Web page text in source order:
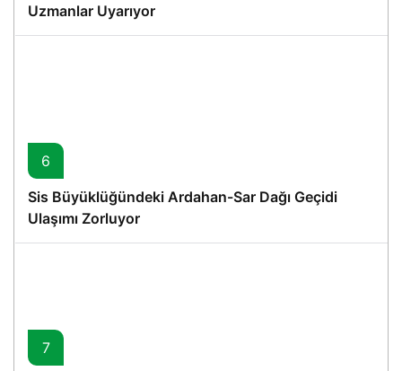
Uzmanlar Uyarıyor
6
Sis Büyüklüğündeki Ardahan-Sar Dağı Geçidi
Ulaşımı Zorluyor
7